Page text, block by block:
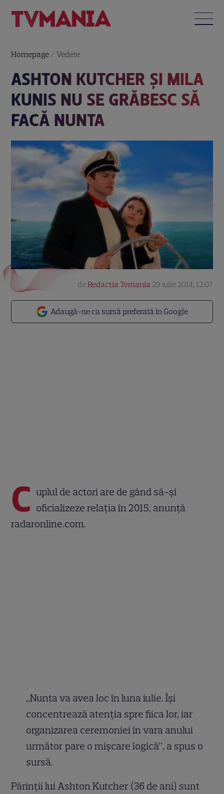
Homepage /Vedete
ASHTON KUTCHER ȘI MILA
KUNIS NU SE GRĂBESC SĂ
FACĂ NUNTA
Adaugă-ne ca sursă preferată în Google
deRedactia Tvmania 29 iulie 2014, 12:07
C uplul de actori are de gând să-și
oficializeze relația în 2015, anunță
radaronline.com.
„Nunta va avea loc în luna iulie. Își
concentrează atenția spre fiica lor, iar
organizarea ceremoniei în vara anului
următor pare o mișcare logică”, a spus o
sursă.
Părinții lui Ashton Kutcher (36 de ani) sunt